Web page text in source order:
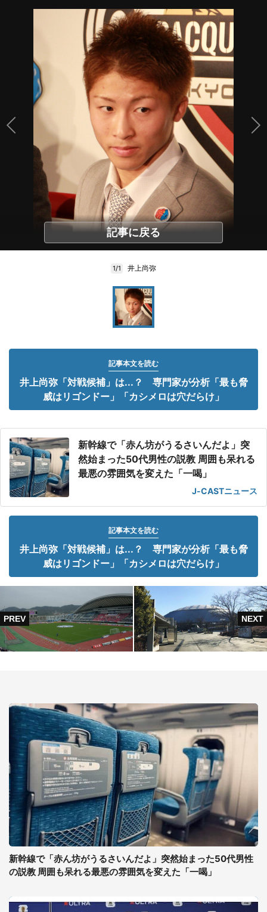
記事に戻る
1/1 井上尚弥
記事本文を読む
井上尚弥「対戦候補」は...？ 専門家が分析「最も脅
威はリゴンドー」「カシメロは穴だらけ」
新幹線で「赤ん坊がうるさいんだよ」突
然始まった50代男性の説教 周囲も呆れる
最悪の雰囲気を変えた「一喝」
J-CASTニュース
記事本文を読む
井上尚弥「対戦候補」は...？ 専門家が分析「最も脅
威はリゴンドー」「カシメロは穴だらけ」
新幹線で「赤ん坊がうるさいんだよ」突然始まった50代男性
の説教 周囲も呆れる最悪の雰囲気を変えた「一喝」